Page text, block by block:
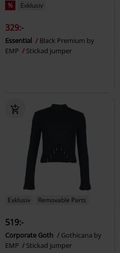
% Exklusiv
329:-
Essential
Black Premium by
EMP
Stickad jumper
Exklusiv Removable Parts
519:-
Corporate Goth
Gothicana by
EMP
Stickad jumper